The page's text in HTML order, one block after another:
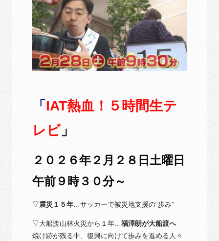
「 IAT熱血！ ５時間生テ
レビ」
２０２６年２月２８日土曜日
午前９時３０分～
▽震災１５年 …サッカーで被災地支援の“歩み”
▽大船渡山林火災から１年… 福澤朗が大船渡へ
焼け跡が残る中、復興に向けて歩みを進める人々